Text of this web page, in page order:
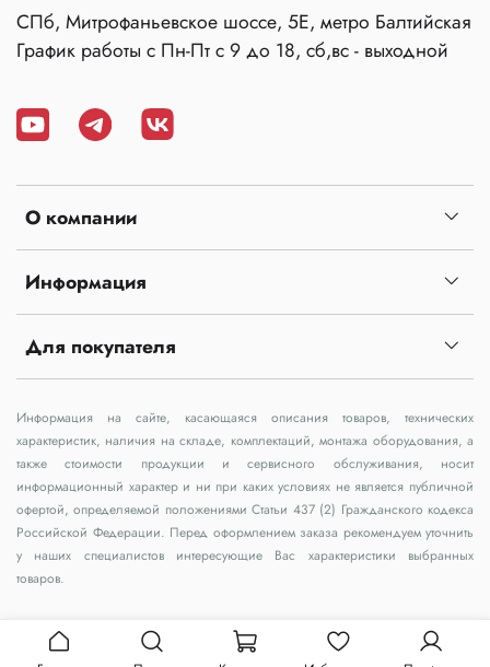
О компании
Информация
Для покупателя
СПб, Митрофаньевское шоссе, 5Е, метро Балтийская
График работы с Пн-Пт с 9 до 18, сб,вс - выходной
Информация на сайте, касающаяся описания товаров, технических
характеристик, наличия на складе, комплектаций, монтажа оборудования, а
также стоимости продукции и сервисного обслуживания, носит
информационный характер и ни при каких условиях не является публичной
офертой, определяемой положениями Статьи 437 (2) Гражданского кодекса
Российской Федерации. Перед оформлением заказа рекомендуем уточнить
у наших специалистов интересующие Вас характеристики выбранных
товаров.